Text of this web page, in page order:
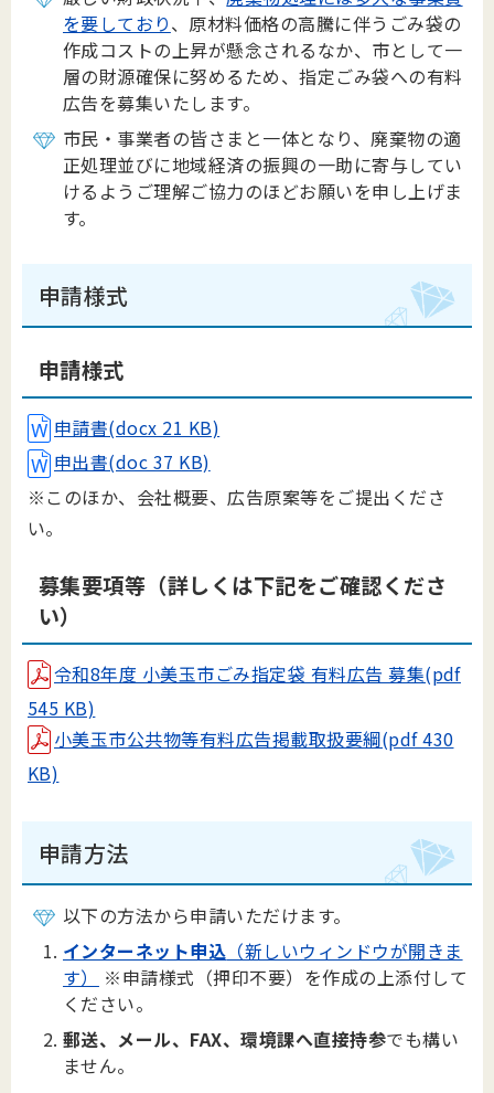
を要しており、原材料価格の高騰に伴うごみ袋の
作成コストの上昇が懸念されるなか、市として一
層の財源確保に努めるため、指定ごみ袋への有料
広告を募集いたします。
市民・事業者の皆さまと一体となり、廃棄物の適
正処理並びに地域経済の振興の一助に寄与してい
けるようご理解ご協力のほどお願いを申し上げま
す。
申請様式
申請様式
申請書(docx 21 KB)
申出書(doc 37 KB)
※このほか、会社概要、広告原案等をご提出くださ
い。
募集要項等（詳しくは下記をご確認くださ
い）
令和8年度 小美玉市ごみ指定袋 有料広告 募集(pdf
545 KB)
小美玉市公共物等有料広告掲載取扱要綱(pdf 430
KB)
申請方法
以下の方法から申請いただけます。
インターネット申込 （新しいウィンドウが開きま
す）
※申請様式（押印不要）を作成の上添付して
ください。
郵送、メール、FAX、環境課へ直接持参でも構い
ません。